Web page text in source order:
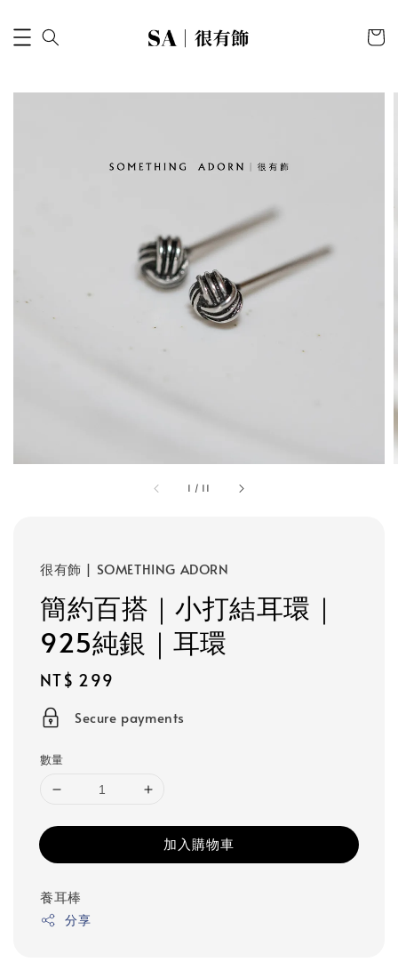
1 / 11
很有飾 | SOMETHING ADORN
簡約百搭｜小打結耳環｜
925純銀｜耳環
Regular
price
NT$ 299
Secure payments
數量
加入購物車
養耳棒
分享